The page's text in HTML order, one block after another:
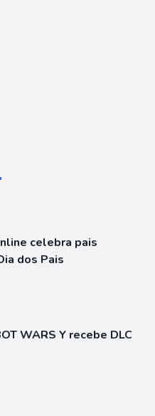
celebra pais
dos Pais
WARS Y recebe DLC